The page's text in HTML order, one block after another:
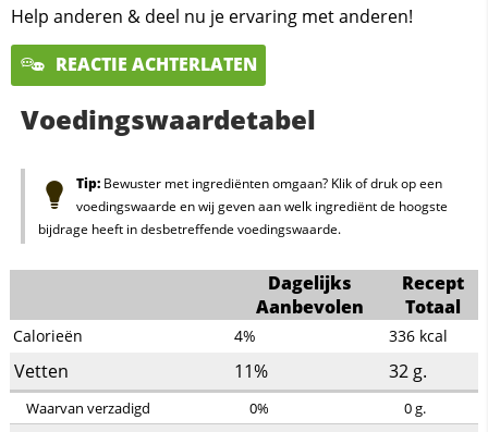
Help anderen & deel nu je ervaring met anderen!
REACTIE ACHTERLATEN
Voedingswaardetabel
Tip:Bewuster met ingrediënten omgaan? Klik of druk op een
voedingswaarde en wij geven aan welk ingrediënt de hoogste
bijdrage heeft in desbetreffende voedingswaarde.
Dagelijks
Aanbevolen
Recept
Totaal
Calorieën 4% 336 kcal
Vetten 11% 32 g.
Waarvan verzadigd 0% 0g.